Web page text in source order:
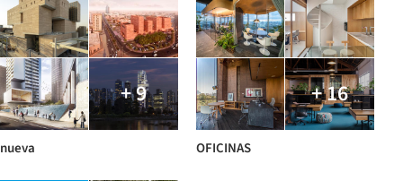
+ 9
nueva
+ 16
OFICINAS